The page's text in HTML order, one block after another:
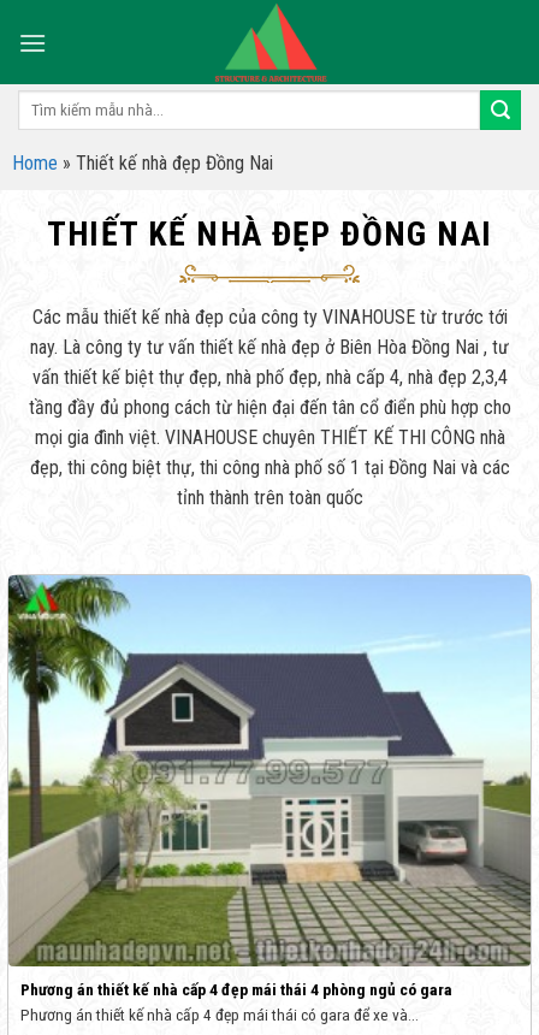
Tìm
Home » Thiết kế nhà đẹp Đồng Nai
THIẾT KẾ NHÀ ĐẸP ĐỒNG NAI
Các mẫu thiết kế nhà đẹp của công ty VINAHOUSE từ trước tới
nay. Là công ty tư vấn thiết kế nhà đẹp ở Biên Hòa Đồng Nai , tư
vấn thiết kế biệt thự đẹp, nhà phố đẹp, nhà cấp 4, nhà đẹp 2,3,4
tầng đầy đủ phong cách từ hiện đại đến tân cổ điển phù hợp cho
mọi gia đình việt. VINAHOUSE chuyên THIẾT KẾ THI CÔNG nhà
đẹp, thi công biệt thự, thi công nhà phố số 1 tại Đồng Nai và các
tỉnh thành trên toàn quốc
Phương án thiết kế nhà cấp 4 đẹp mái thái 4 phòng ngủ có gara
Phương án thiết kế nhà cấp 4 đẹp mái thái có gara để xe và...